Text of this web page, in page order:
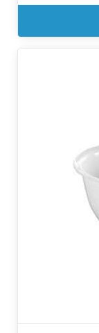
réfrigération,
Tapis conçu
Tapis durable
température.
Tailles